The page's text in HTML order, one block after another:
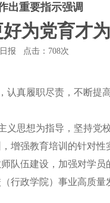
出重要指示强调
为党育才
报 点击： 708次
履职尽责，不断提
想为指导，坚持党
增强教育培训的针对
队伍建设，加强对学员
行政学院）事业高质量